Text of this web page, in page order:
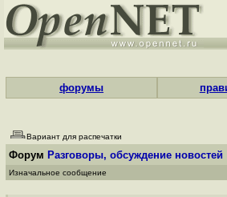
форумы
Вариант для распечатки
Форум Разговоры, обсуждение новостей
Изначальное сообщение